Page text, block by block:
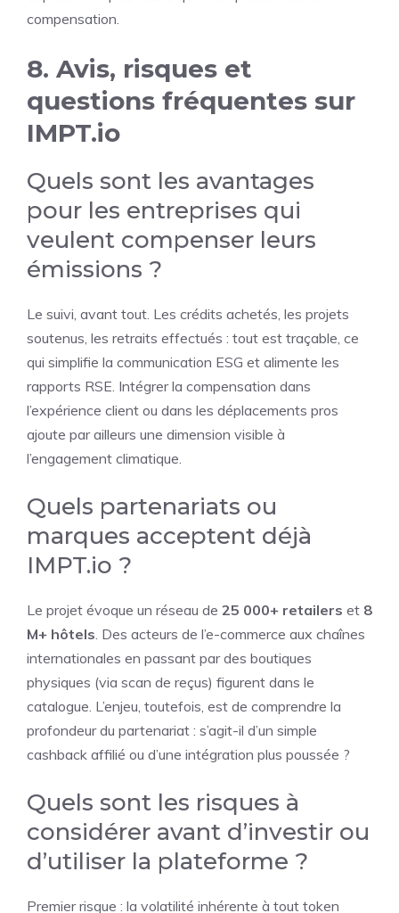
compensation.
8. Avis, risques et
questions fréquentes sur
IMPT.io
Quels sont les avantages
pour les entreprises qui
veulent compenser leurs
émissions ?
Le suivi, avant tout. Les crédits achetés, les projets
soutenus, les retraits effectués : tout est traçable, ce
qui simplifie la communication ESG et alimente les
rapports RSE. Intégrer la compensation dans
l’expérience client ou dans les déplacements pros
ajoute par ailleurs une dimension visible à
l’engagement climatique.
Quels partenariats ou
marques acceptent déjà
IMPT.io ?
Le projet évoque un réseau de 25 000+ retailers et 8
M+ hôtels. Des acteurs de l’e-commerce aux chaînes
internationales en passant par des boutiques
physiques (via scan de reçus) figurent dans le
catalogue. L’enjeu, toutefois, est de comprendre la
profondeur du partenariat : s’agit-il d’un simple
cashback affilié ou d’une intégration plus poussée ?
Quels sont les risques à
considérer avant d’investir ou
d’utiliser la plateforme ?
Premier risque : la volatilité inhérente à tout token